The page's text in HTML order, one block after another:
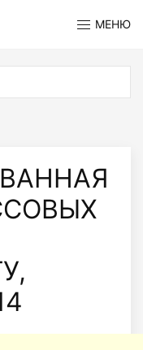
МЕНЮ